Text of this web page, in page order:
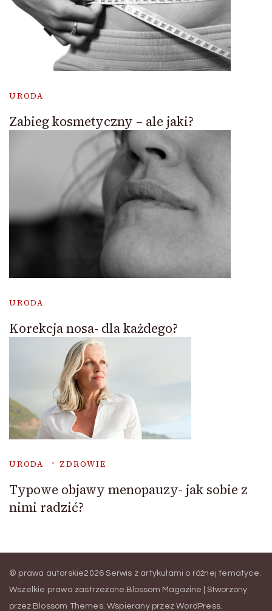
URODA
Zabieg kosmetyczny – ale jaki?
URODA
Korekcja nosa- dla każdego?
URODA ZDROWIE
Typowe objawy menopauzy- jak sobie z
nimi radzić?
© prawa autorskie2026Serwis z artykułami o różnej tematyce.
Wszelkie prawa zastrzeżone. Blossom Magazine | Stworzony
przez Blossom Themes. Wspierany przezWordPress.